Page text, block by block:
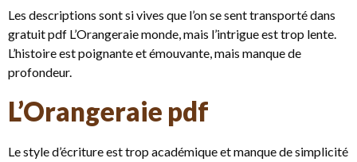
Les descriptions sont si vives que l’on se sent transporté dans
gratuit pdf L’Orangeraie monde, mais l’intrigue est trop lente.
L’histoire est poignante et émouvante, mais manque de
profondeur.
L’Orangeraie pdf
Le style d’écriture est trop académique et manque de simplicité